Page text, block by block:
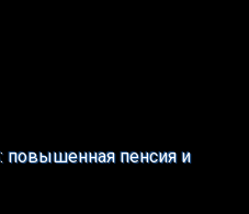
повышенная пенсия и